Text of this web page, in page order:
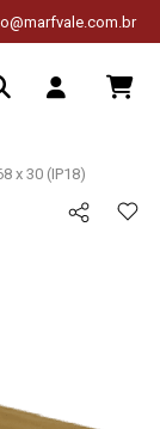
x 30 (IP18)